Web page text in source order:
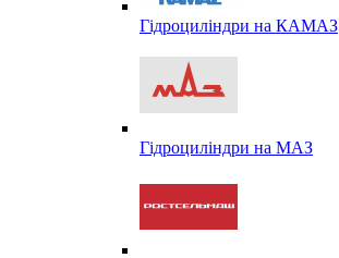
Гідроциліндри на КАМАЗ
Гідроциліндри на МАЗ